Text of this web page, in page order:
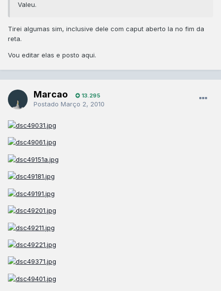
Valeu.
Tirei algumas sim, inclusive dele com caput aberto la no fim da
reta.
Vou editar elas e posto aqui.
Marcao 13.295
Postado Março 2, 2010